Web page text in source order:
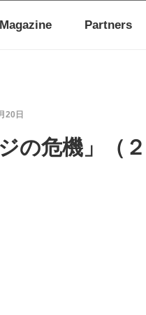
Magazine Partners
20日
の危機」（２